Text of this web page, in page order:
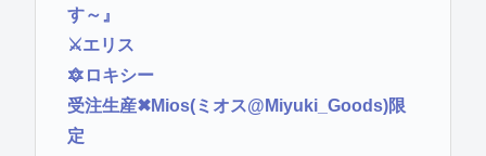
す～』
⚔エリス
🔯ロキシー
受注生産✖Mios(ミオス@Miyuki_Goods)限
定